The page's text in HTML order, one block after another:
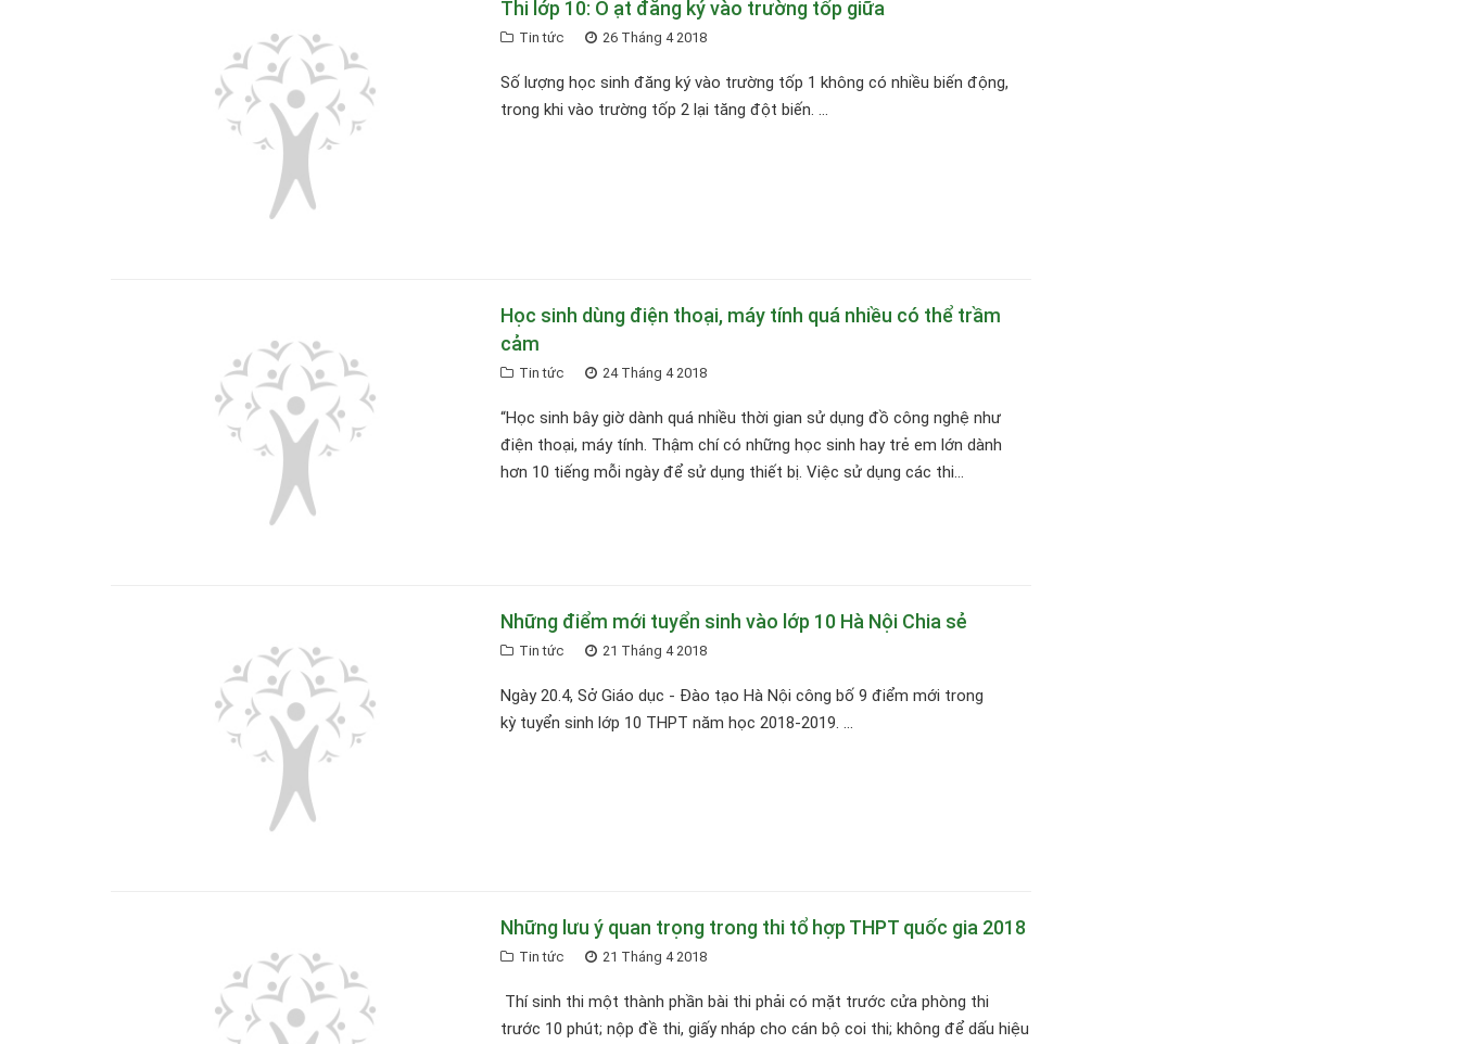
Thi lớp 10: Ồ ạt đăng ký vào trường tốp giữa
Tin tức 26 Tháng 4 2018
Số lượng học sinh đăng ký vào trường tốp 1 không có nhiều biến động,
trong khi vào trường tốp 2 lại tăng đột biến. ...
Học sinh dùng điện thoại, máy tính quá nhiều có thể trầm
cảm
Tin tức 24 Tháng 4 2018
“Học sinh bây giờ dành quá nhiều thời gian sử dụng đồ công nghệ như
điện thoại, máy tính. Thậm chí có những học sinh hay trẻ em lớn dành
hơn 10 tiếng mỗi ngày để sử dụng thiết bị. Việc sử dụng các thi...
Những điểm mới tuyển sinh vào lớp 10 Hà Nội Chia sẻ
Tin tức 21 Tháng 4 2018
Ngày 20.4, Sở Giáo dục - Đào tạo Hà Nội công bố 9 điểm mới trong
kỳ tuyển sinh lớp 10 THPT năm học 2018-2019. ...
Những lưu ý quan trọng trong thi tổ hợp THPT quốc gia 2018
Tin tức 21 Tháng 4 2018
Thí sinh thi một thành phần bài thi phải có mặt trước cửa phòng thi
trước 10 phút; nộp đề thi, giấy nháp cho cán bộ coi thi; không để dấu hiệu